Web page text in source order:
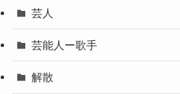
芸人
芸能人ー歌手
解散